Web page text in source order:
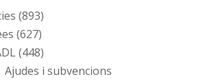
(893)
(627)
(448)
Ajudes i subvencions